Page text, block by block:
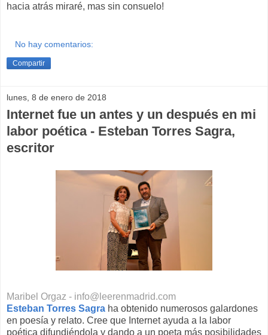
hacia atrás miraré, mas sin consuelo!
No hay comentarios:
Compartir
lunes, 8 de enero de 2018
Internet fue un antes y un después en mi
labor poética - Esteban Torres Sagra,
escritor
Maribel Orgaz - info@leerenmadrid.com
Esteban Torres Sagra ha obtenido numerosos galardones
en poesía y relato. Cree que Internet ayuda a la labor
poética difundiéndola y dando a un poeta más posibilidades